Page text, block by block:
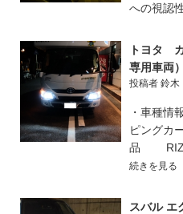
への視認
トヨタ
専用車両）
投稿者 鈴木
・車種情
ピングカ
品
続きを見る
スバル エ